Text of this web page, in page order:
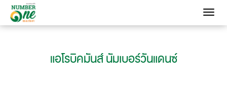
Toggle
แอโรบิคมันส์ นัมเบอร์วันแดนซ์